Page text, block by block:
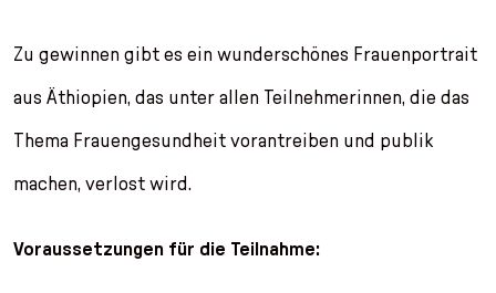
Zu gewinnen gibt es ein wunderschönes Frauenportrait
aus Äthiopien, das unter allen Teilnehmerinnen, die das
Thema Frauengesundheit vorantreiben und publik
machen, verlost wird.
Voraussetzungen für die Teilnahme: